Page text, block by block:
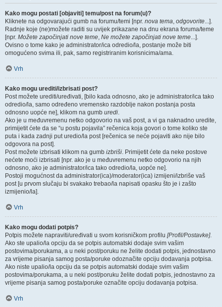
Kako mogu postati [objaviti] temu/post na forum(u)?
Kliknete na odgovarajući gumb na forumu/temi [npr. nova tema, odgovorite...].
Radnje koje (ne)možete raditi su uvijek prikazane na dnu ekrana foruma/teme
[npr. Možete započinjati nove teme, Ne možete započinjati nove teme...].
Ovisno o tome kako je administrator/ica odredio/la, postanje može biti
omogućeno svima ili, pak, samo registriranim korisnicima/ama.
Vrh
Kako mogu urediti/izbrisati post?
Post možete urediti/uređivati, [bilo kada odnosno, ako je administrator/ica tako
odredio/la, samo određeno vremensko razdoblje nakon postanja posta
odnosno uopće ne], klikom na gumb uredi.
Ako je u međuvremenu netko odgovorio na vaš post, a vi ga naknadno uredite,
primijetit ćete da se “u postu pojavila” rečenica koja govori o tome koliko ste
puta i kada zadnji put uredio/la post [rečenica se neće pojaviti ako nije bilo
odgovora na post].
Post možete izbrisati klikom na gumb izbriši. Primijetit ćete da neke postove
nećete moći izbrisati [npr. ako je u međuvremenu netko odgovorio na njih
odnosno, ako je administrator/ica tako odredio/la, uopće ne].
Postoji mogućnost da administrator(ica)/moderator(ica) izmijeni/izbriše vaš
post [u prvom slučaju bi svakako trebao/la napisati opasku što je i zašto
izmijenio/la].
Vrh
Kako mogu dodati potpis?
Potpis možete napraviti/uređivati u svom korisničkom profilu [Profil/Postavke].
Ako ste upalio/la opciju da se potpis automatski dodaje svim vašim
postovima/porukama, a u neki post/poruku ne želite dodati potpis, jednostavno
za vrijeme pisanja samog posta/poruke odoznačite opciju dodavanja potpisa.
Ako niste upalio/la opciju da se potpis automatski dodaje svim vašim
postovima/porukama, a u neki post/poruku želite dodati potpis, jednostavno za
vrijeme pisanja samog posta/poruke označite opciju dodavanja potpisa.
Vrh